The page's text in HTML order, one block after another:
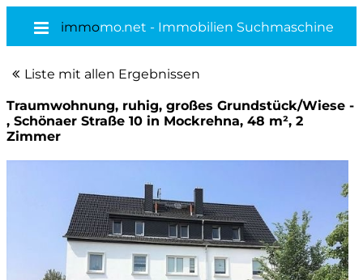
immomo.net - Immobilien Suchmaschine
Liste mit allen Ergebnissen
Traumwohnung, ruhig, großes Grundstück/Wiese -
, Schönaer Straße 10 in Mockrehna, 48 m², 2
Zimmer